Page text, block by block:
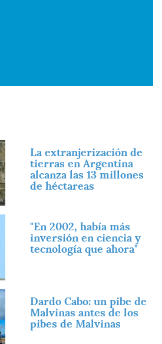
La extranjerización de
tierras en Argentina
alcanza las 13 millones
de héctareas
"En 2002, había más
inversión en ciencia y
tecnología que ahora"
Dardo Cabo: un pibe de
Malvinas antes de los
pibes de Malvinas